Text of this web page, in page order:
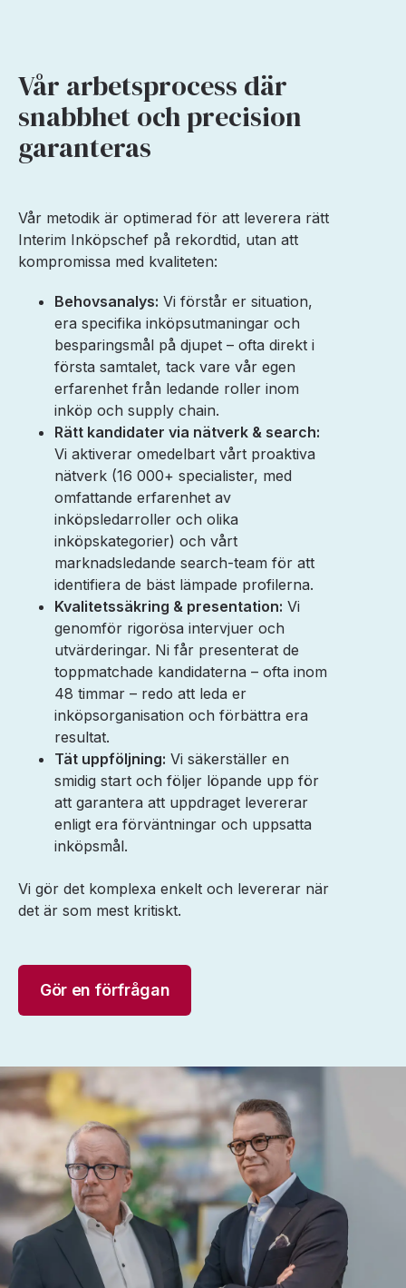
Vår arbetsprocess där
snabbhet och precision
garanteras
Vår metodik är optimerad för att leverera rätt
Interim Inköpschef på rekordtid, utan att
kompromissa med kvaliteten:
Behovsanalys: Vi förstår er situation,
era specifika inköpsutmaningar och
besparingsmål på djupet – ofta direkt i
första samtalet, tack vare vår egen
erfarenhet från ledande roller inom
inköp och supply chain.
Rätt kandidater via nätverk & search:
Vi aktiverar omedelbart vårt proaktiva
nätverk (16 000+ specialister, med
omfattande erfarenhet av
inköpsledarroller och olika
inköpskategorier) och vårt
marknadsledande search-team för att
identifiera de bäst lämpade profilerna.
Kvalitetssäkring & presentation: Vi
genomför rigorösa intervjuer och
utvärderingar. Ni får presenterat de
toppmatchade kandidaterna – ofta inom
48 timmar – redo att leda er
inköpsorganisation och förbättra era
resultat.
Tät uppföljning: Vi säkerställer en
smidig start och följer löpande upp för
att garantera att uppdraget levererar
enligt era förväntningar och uppsatta
inköpsmål.
Vi gör det komplexa enkelt och levererar när
det är som mest kritiskt.
Gör en förfrågan